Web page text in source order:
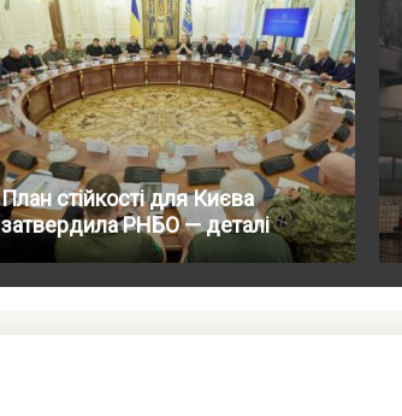
План стійкості для Києва
затвердила РНБО — деталі